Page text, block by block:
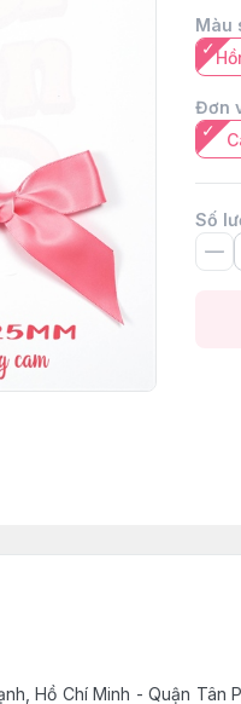
Màu
Đơn
Số
Hồ Chí Minh - Quận Tân